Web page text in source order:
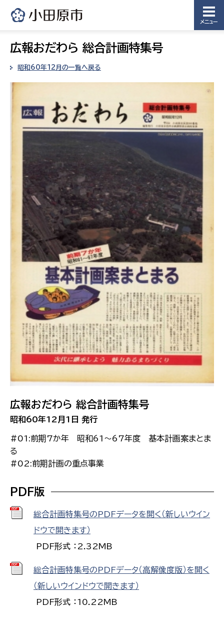
メニュー
広報おだわら 総合計画特集号
昭和60年12月の一覧へ戻る
広報おだわら 総合計画特集号
昭和60年12月1日 発行
#01:前期7か年 昭和61〜67年度 基本計画案まとま
る
#02:前期計画の重点事業
PDF版
総合計画特集号のPDFデータを開く（新しいウイン
ドウで開きます）
PDF形式 ：2.32MB
総合計画特集号のPDFデータ（高解像度版）を開く
（新しいウインドウで開きます）
PDF形式 ：10.22MB